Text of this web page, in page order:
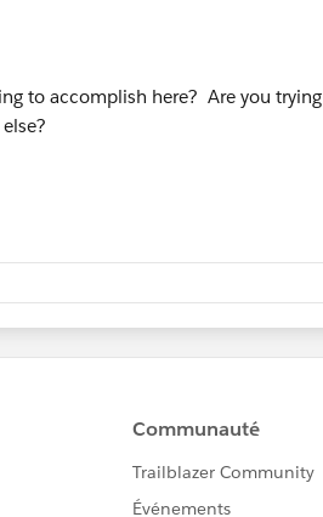
to accomplish here? Are you trying